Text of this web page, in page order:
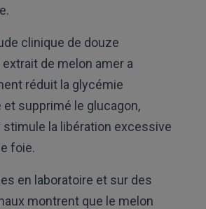
clinique de douze
de melon amer a
réduit la glycémie
et supprimé le glucagon,
stimule la libération excessive
foie.
en laboratoire et sur des
montrent que le melon